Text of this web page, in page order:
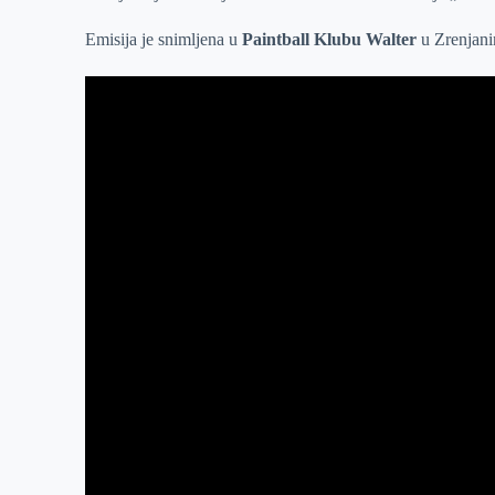
Emisija je snimljena uPaintball Klubu Walter u